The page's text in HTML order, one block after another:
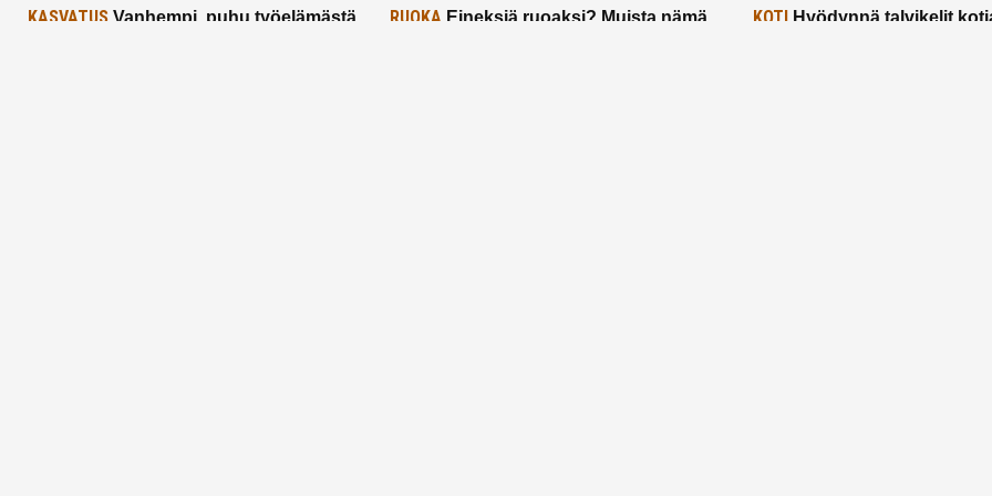
KASVATUS Vanhempi, puhu työelämästä
RUOKA Eineksiä ruoaksi? Muista nämä
KOTIHyödynnä talvikelit